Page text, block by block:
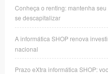
Conheça o renting: mantenha
se descapitalizar
A informática SHOP renova
nacional
Prazo eXtra informática SHOP: